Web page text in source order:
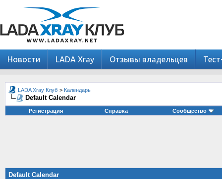
Новости LADA Xray Отзывы владельцев
LADA Xray Клуб > Календарь
Default Calendar
Регистрация Справка Сообщество
Default Calendar